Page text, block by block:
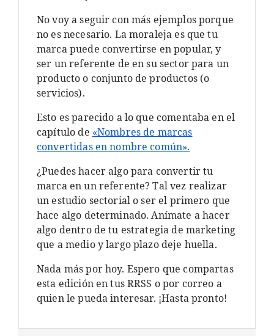
No voy a seguir con más ejemplos porque
no es necesario. La moraleja es que tu
marca puede convertirse en popular, y
ser un referente de en su sector para un
producto o conjunto de productos (o
servicios).
Esto es parecido a lo que comentaba en el
capítulo de «Nombres de marcas
convertidas en nombre común».
¿Puedes hacer algo para convertir tu
marca en un referente? Tal vez realizar
un estudio sectorial o ser el primero que
hace algo determinado. Anímate a hacer
algo dentro de tu estrategia de marketing
que a medio y largo plazo deje huella.
Nada más por hoy. Espero que compartas
esta edición en tus RRSS o por correo a
quien le pueda interesar. ¡Hasta pronto!